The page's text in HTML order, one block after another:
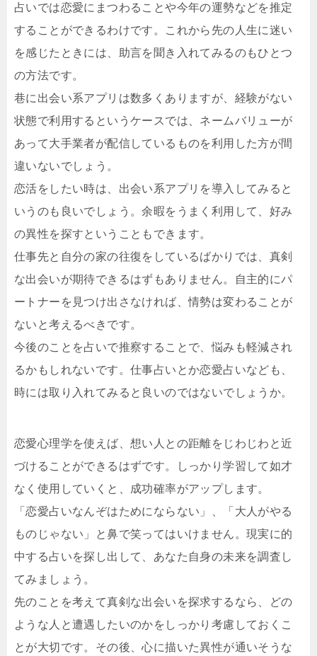
占いでは恋愛にまつわることや今年の運勢などを推定
することができるわけです。これから先の人生に迷い
を感じたときには、助言を聞き入れてみるのもひとつ
の方法です。
巷に出会い系アプリは数多くありますが、経験がない
状態で利用するというケースでは、ネームバリューが
あって大手業者が配信しているものを利用した方が間
違いないでしょう。
恋活をしたい時は、出会い系アプリを導入してみると
いうのも良いでしょう。余暇をうまく利用して、好み
の異性を探すということもできます。
仕事先と自分の家の往復をしているばかりでは、真剣
な出会いが期待できるはずもありません。自主的にパ
ートナーを見つけ出さなければ、情勢は変わることが
ないと考えるべきです。
今後のことを占いで推察することで、悩みも軽減され
るかもしれないです。仕事占いとか恋愛占いなども、
時には取り入れてみると良いのではないでしょうか。
恋愛心理学を使えば、想い人との距離をじわじわと近
づけることができるはずです。しっかり学習して如才
なく使用していくと、成功確率がアップします。
「恋愛占いなんぞはためにならない」、「大人がやる
ものじゃない」と鼻で笑ってはいけません。現実に的
中する占いを探し出して、あなた自身の未来を調査し
てみましょう。
先のことを考えて真剣な出会いを探求するなら、どの
ような人と遭遇したいのかをしっかり考慮しておくこ
とが大切です。その後、心に描いた異性が通いそうな